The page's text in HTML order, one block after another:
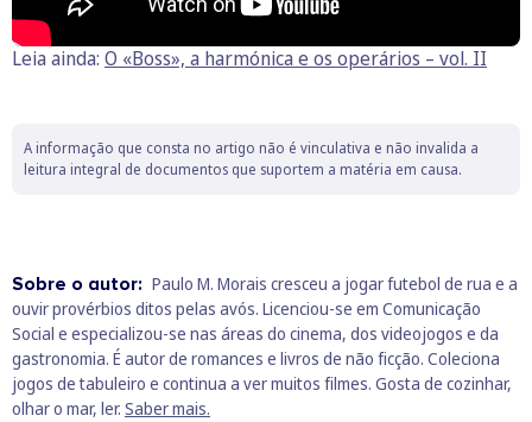
Leia ainda: O «Boss», a harmónica e os operários – vol. II
A informação que consta no artigo não é vinculativa e não invalida a
leitura integral de documentos que suportem a matéria em causa.
Sobre o autor: Paulo M. Morais cresceu a jogar futebol de rua e a
ouvir provérbios ditos pelas avós. Licenciou-se em Comunicação
Social e especializou-se nas áreas do cinema, dos videojogos e da
gastronomia. É autor de romances e livros de não ficção. Coleciona
jogos de tabuleiro e continua a ver muitos filmes. Gosta de cozinhar,
olhar o mar, ler. Saber mais.